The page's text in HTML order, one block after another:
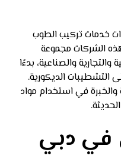
خدمات تركيب الطوب
هذه الشركات مجموعة
والصناعية، بدءًا
التشطيبات الديكورية.
والخبرة في استخدام مواد
في دبي